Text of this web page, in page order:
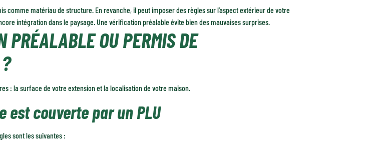
comme matériau de structure. En revanche, il peut imposer des règles sur l’aspect extérieur de votre
intégration dans le paysage. Une vérification préalable évite bien des mauvaises surprises.
PRÉALABLE OU PERMIS DE
: la surface de votre extension et la localisation de votre maison.
est couverte par un PLU
sont les suivantes :